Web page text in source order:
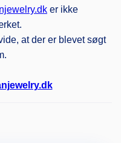
er ikke
at der er blevet søgt